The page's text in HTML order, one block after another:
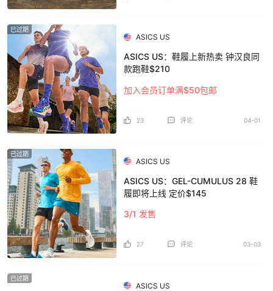
已过期
ASICS US
ASICS US：鞋履上新热卖 钟汉良同
款跑鞋$210
加入会员订单满$50包邮
23 评论 04-01
已过期
ASICS US
ASICS US：GEL-CUMULUS 28 鞋
履即将上线 定价$145
3/1 发售
27 评论 03-03
已过期
ASICS US